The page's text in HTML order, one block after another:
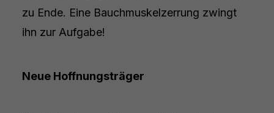
zu Ende. Eine Bauchmuskelzerrung zwingt
ihn zur Aufgabe!
Neue Hoffnungsträger